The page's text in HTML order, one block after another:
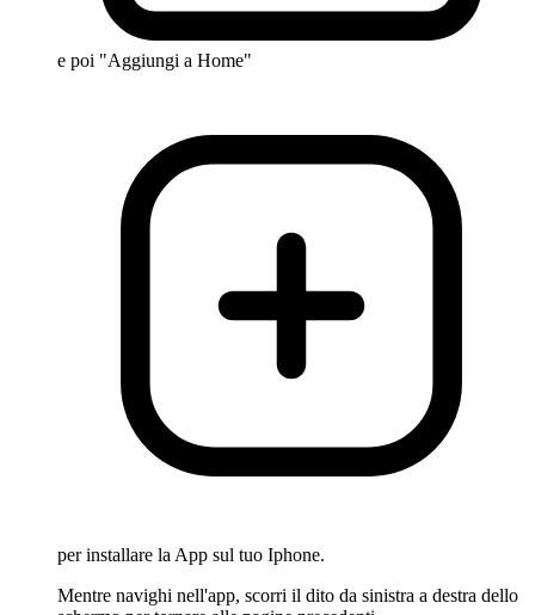
e poi "Aggiungi a Home"
per installare la App sul tuo Iphone.
Mentre navighi nell'app, scorri il dito da sinistra a destra dello